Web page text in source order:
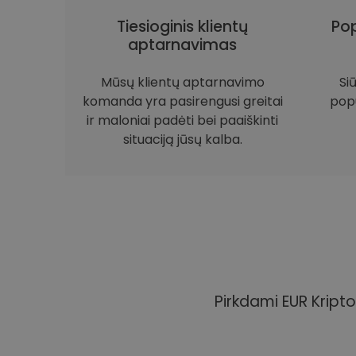
Tiesioginis klientų
aptarnavimas
Mūsų klientų aptarnavimo
komanda yra pasirengusi greitai
ir maloniai padėti bei paaiškinti
situaciją jūsų kalba.
Pirkdami EUR